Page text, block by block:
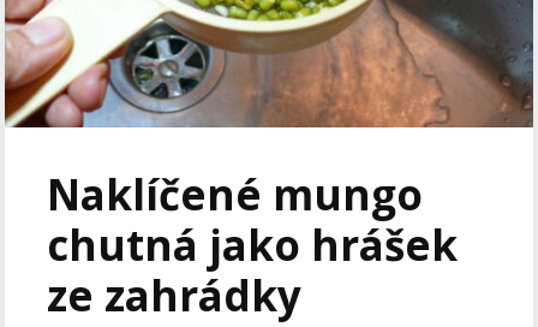
Naklíčené mungo
chutná jako hrášek
ze zahrádky